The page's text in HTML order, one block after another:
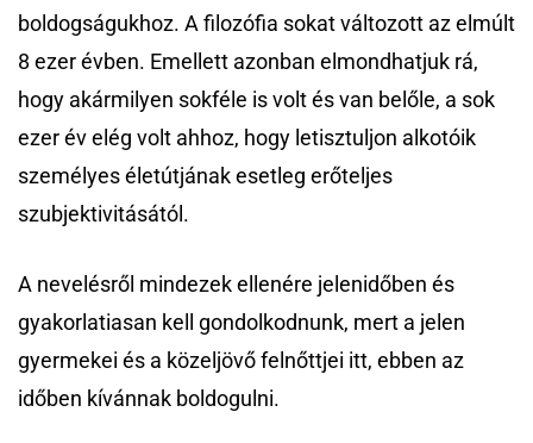
boldogságukhoz. A filozófia sokat változott az elmúlt
8 ezer évben. Emellett azonban elmondhatjuk rá,
hogy akármilyen sokféle is volt és van belőle, a sok
ezer év elég volt ahhoz, hogy letisztuljon alkotóik
személyes életútjának esetleg erőteljes
szubjektivitásától.
A nevelésről mindezek ellenére jelenidőben és
gyakorlatiasan kell gondolkodnunk, mert a jelen
gyermekei és a közeljövő felnőttjei itt, ebben az
időben kívánnak boldogulni.